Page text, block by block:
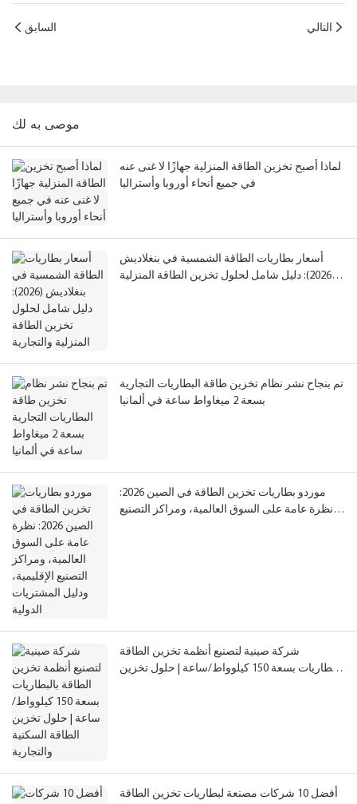
السابق التالي
موصى به لك
لماذا أصبح تخزين الطاقة المنزلية جهازًا لا غنى عنه
في جميع أنحاء أوروبا وأستراليا
أسعار بطاريات الطاقة الشمسية في بنغلاديش
(2026): دليل شامل لحلول تخزين الطاقة المنزلية
تم بنجاح نشر نظام تخزين طاقة البطاريات التجارية
بسعة 2 ميغاواط ساعة في ألمانيا
موردو بطاريات تخزين الطاقة في الصين 2026:
نظرة عامة على السوق العالمية، ومراكز التصنيع
شركة صينية لتصنيع أنظمة تخزين الطاقة
بالبطاريات بسعة 150 كيلوواط/ساعة | حلول تخزين
أفضل 10 شركات مصنعة لبطاريات تخزين الطاقة